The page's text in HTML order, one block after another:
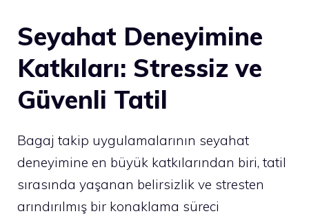
Seyahat Deneyimine
Katkıları: Stressiz ve
Güvenli Tatil
Bagaj takip uygulamalarının seyahat
deneyimine en büyük katkılarından biri, tatil
sırasında yaşanan belirsizlik ve stresten
arındırılmış bir konaklama süreci